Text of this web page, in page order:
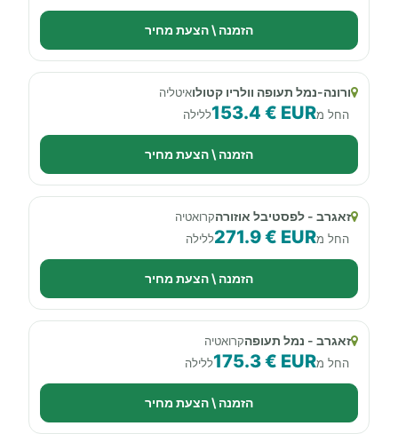
הזמנה \ הצעת מחיר
ורונה-נמל תעופה וולריו קטולואיטליה
החל מ153.4 € EURללילה
הזמנה \ הצעת מחיר
זאגרב - לפסטיבל אוזורהקרואטיה
החל מ271.9 € EURללילה
הזמנה \ הצעת מחיר
זאגרב - נמל תעופהקרואטיה
החל מ175.3 € EURללילה
הזמנה \ הצעת מחיר